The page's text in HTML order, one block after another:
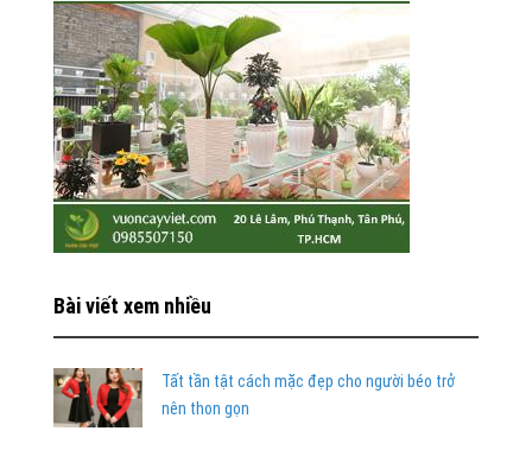
Bài viết xem nhiều
Tất tần tật cách mặc đẹp cho người béo trở
nên thon gọn